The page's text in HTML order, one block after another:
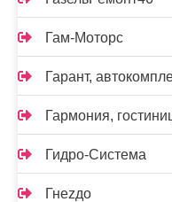
Гам-Моторс
Гарант,
Гармония,
Гидро-Система
Гнеzдо